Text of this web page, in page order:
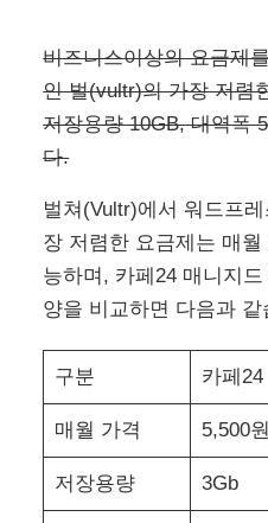
비즈니스이상의 요금제
인 벌(vultr)의 가장 저렴
저장용량 10GB, 대역폭
다.
벌쳐(Vultr)에서 워드프
장 저렴한 요금제는 매
능하며, 카페24 매니지
양을 비교하면 다음과 같
구분 카페24
매월 가격 5,500원
저장용량 3Gb